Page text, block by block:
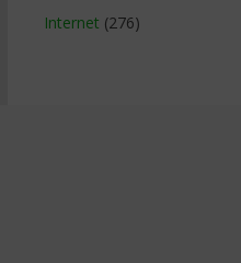
Internet (276)